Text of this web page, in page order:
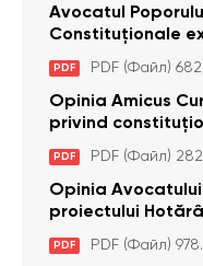
Avocatul
Constituţionale
constituţionalităţii
plata alocației
cu dizabilitați
PDF PDF (Файл)
Opinia Amicus
privind
care interzic
pază particulară
pentru comiterea
a fost luată în
Constituțională
PDF PDF (Файл)
Opinia
proiectului
aprobarea
activitatea
PDF PDF (Файл)